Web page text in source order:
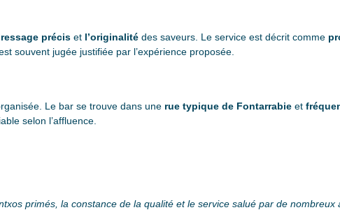
préciset l’originalitédes saveurs. Le service est décrit comme
souvent jugée justifiée par l’expérience proposée.
Le bar se trouve dans une rue typique de Fontarrabieet
selon l’affluence.
primés, la constance de la qualité et le service salué par de nombreux